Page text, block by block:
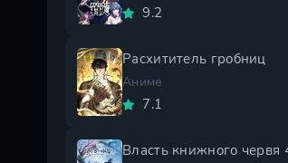
9.2
Расхититель гробниц
Аниме
7.1
Власть книжного червя